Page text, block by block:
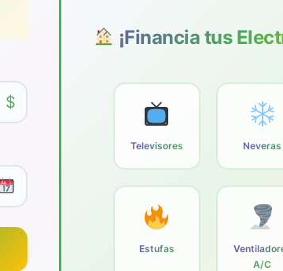
$
¡Financia tus
Televisores Neveras
Estufas
A/C